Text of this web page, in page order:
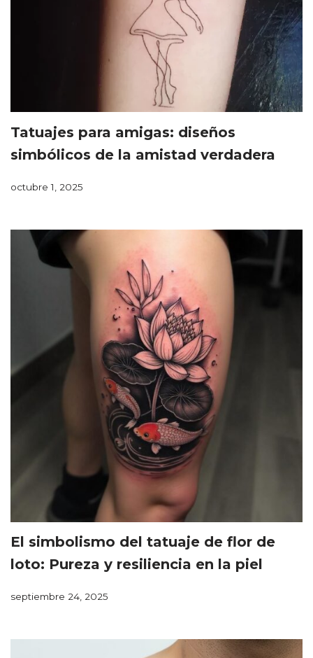
Tatuajes para amigas: diseños
simbólicos de la amistad verdadera
octubre 1, 2025
El simbolismo del tatuaje de flor de
loto: Pureza y resiliencia en la piel
septiembre 24, 2025